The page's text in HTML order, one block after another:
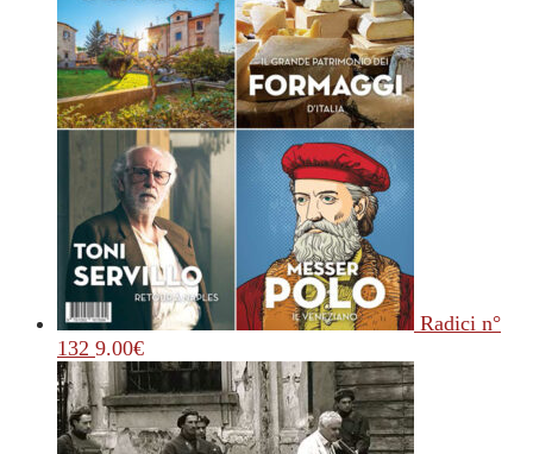
Radici n°
132 9.00€